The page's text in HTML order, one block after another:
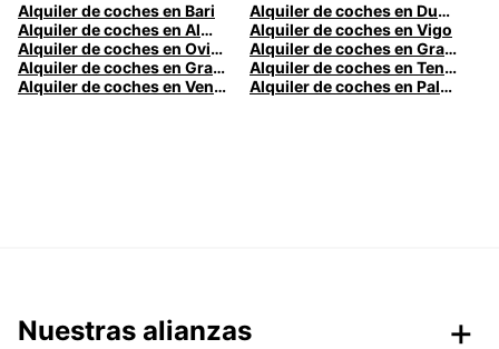
Alquiler de coches en Bari
Alquiler de coches en Dublín
Alquiler de coches en Almería
Alquiler de coches en Vigo
Alquiler de coches en Oviedo
Alquiler de coches en Granada
Alquiler de coches en Gran Canaria
Alquiler de coches en Tenerife
Alquiler de coches en Venecia
Alquiler de coches en Palermo
Nuestras alianzas